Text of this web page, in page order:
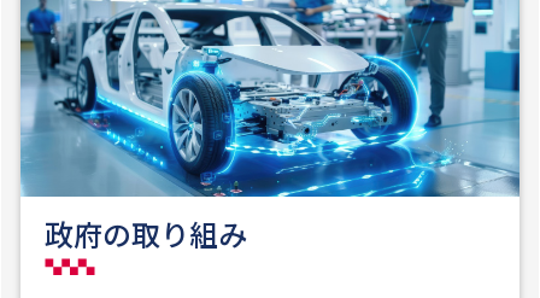
政府の取り組み